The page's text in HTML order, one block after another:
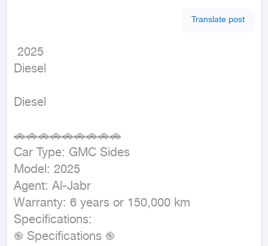
Translate post
Diesel
Diesel
🚗🚗🚗🚗🚗🚗🚗🚗🚗
Car Type: GMC Sides
Model: 2025
Agent: Al-Jabr
Warranty: 6 years or 150,000 km
Specifications:
֎ Specifications ֎